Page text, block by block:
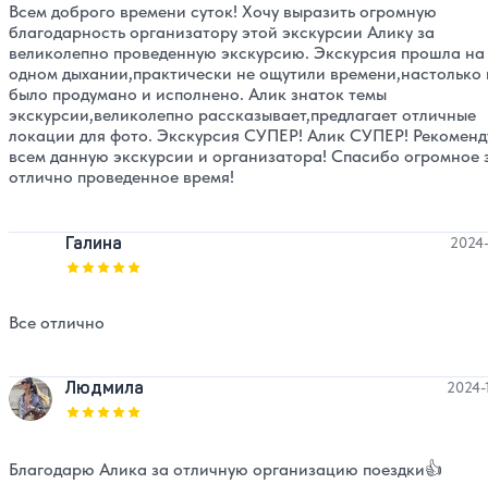
Всем доброго времени суток! Хочу выразить огромную
благодарность организатору этой экскурсии Алику за
великолепно проведенную экскурсию. Экскурсия прошла на
одном дыхании,практически не ощутили времени,настолько
было продумано и исполнено. Алик знаток темы
экскурсии,великолепно рассказывает,предлагает отличные
локации для фото. Экскурсия СУПЕР! Алик СУПЕР!
всем данную экскурсии и организатора! Спасибо огромное
отлично проведенное время!
Галина
Оценка, количество звезд:
Все отлично
Людмила
Оценка, количество звезд:
Благодарю Алика за отличную организацию поездки👍